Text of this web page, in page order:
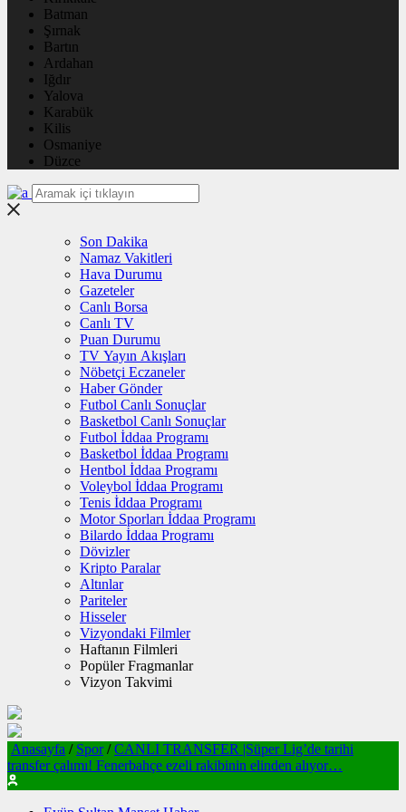
Batman
Şırnak
Bartın
Ardahan
Iğdır
Yalova
Karabük
Kilis
Osmaniye
Düzce
Son Dakika
Namaz Vakitleri
Hava Durumu
Gazeteler
Canlı Borsa
Canlı TV
Puan Durumu
TV Yayın Akışları
Nöbetçi Eczaneler
Haber Gönder
Futbol Canlı Sonuçlar
Basketbol Canlı Sonuçlar
Futbol İddaa Programı
Basketbol İddaa Programı
Hentbol İddaa Programı
Voleybol İddaa Programı
Tenis İddaa Programı
Motor Sporları İddaa Programı
Bilardo İddaa Programı
Dövizler
Kripto Paralar
Altınlar
Pariteler
Hisseler
Vizyondaki Filmler
Haftanın Filmleri
Popüler Fragmanlar
Vizyon Takvimi
Anasayfa / Spor / CANLI TRANSFER |Süper Lig’de tarihi
transfer çalımı! Fenerbahçe ezeli rakibinin elinden alıyor…